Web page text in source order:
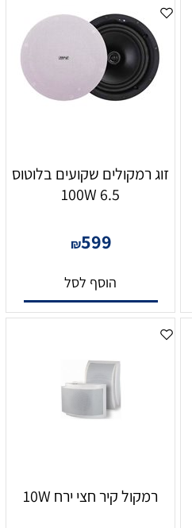
זוג רמקולים שקועים בלוטוס
6.5 100W
₪599
הוסף לסל
רמקול קיר חצי ירח 10W